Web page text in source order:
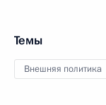
Темы
Внешняя политика